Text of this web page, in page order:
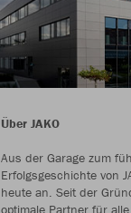
Über JAKO
Aus der Garage zum
Erfolgsgeschichte von
heute an. Seit der
optimale Partner für